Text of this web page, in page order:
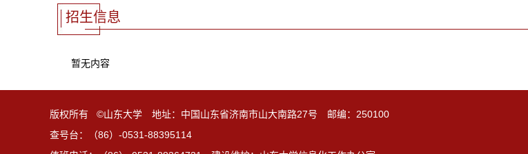
招生信息
暂无内容
版权所有 ©山东大学 地址：中国山东省济南市山大南路27号 邮编：250100
查号台：（86）-0531-88395114